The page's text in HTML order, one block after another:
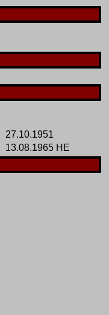
27.10.1951
13.08.1965 HE